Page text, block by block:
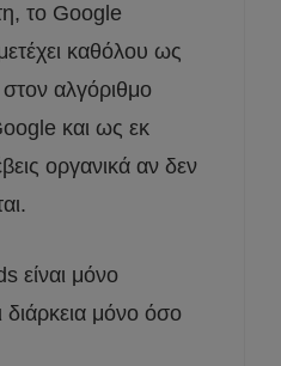
το Google
καθόλου ως
αλγόριθμο
και ως εκ
οργανικά αν δεν
είναι μόνο
διάρκεια μόνο όσο